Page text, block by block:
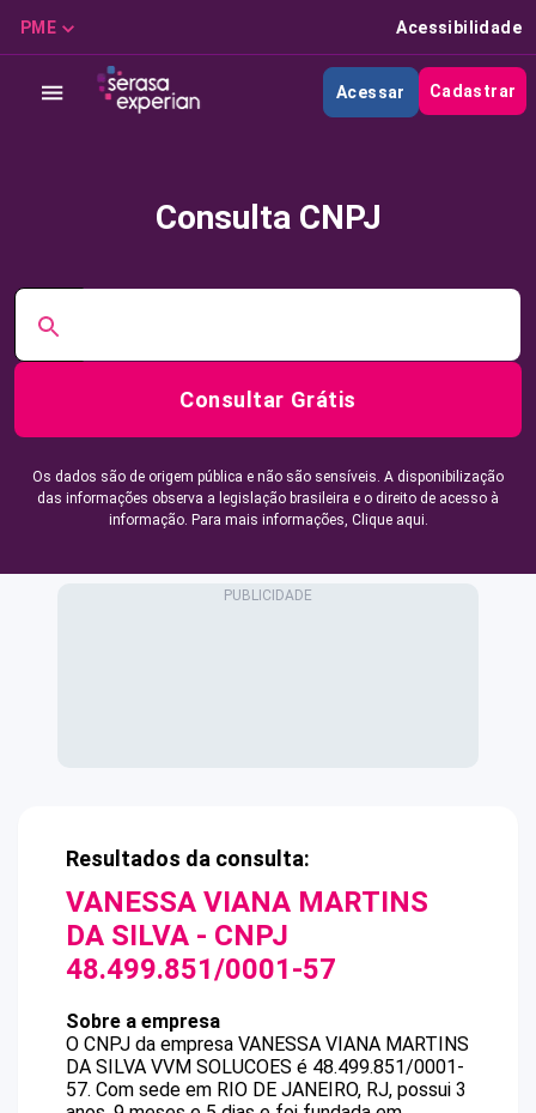
PME Acessibilidade
Acessar Cadastrar
Consulta CNPJ
Consultar Grátis
Os dados são de origem pública e não são sensíveis. A disponibilização
das informações observa a legislação brasileira e o direito de acesso à
informação. Para mais informações, Clique aqui.
Resultados da consulta:
VANESSA VIANA MARTINS
DA SILVA - CNPJ
48.499.851/0001-57
Sobre a empresa
O CNPJ da empresa VANESSA VIANA MARTINS
DA SILVA VVM SOLUCOES é 48.499.851/0001-
57. Com sede em RIO DE JANEIRO, RJ, possui 3